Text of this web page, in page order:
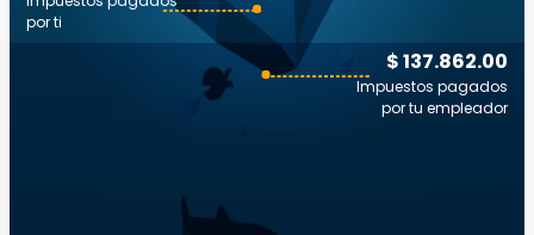
$ 137.862.00
Impuestos pagados
por tu empleador
por ti